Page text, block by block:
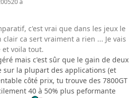
c'est vrai que dans les jeux le
clair ca sert vraiment a rien ... Je vais
voila tout.
mais c'est sûr que le gain de deux
sur la plupart des applications (et
côté prix, tu trouve des 7800GT
40 à 50% plus peformante